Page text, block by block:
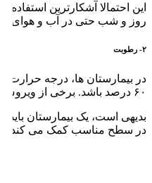
این احتمالا آشکارترین استفاده از
روز و شب حتی در آب و هوای گرم
۲- رطوبت
۶۰ درصد باشد. برخی از ویروس ها، از جمله آنفولانزا، در محیط هایی که رطوبت خیلی بالا یاخیلی کم دارند، بیشتر زنده می مانند. همین امر در مورد رشد انواع خاصی از قارچ ها و باکتری ها نیز صادق است.
بدیهی است، یک بیمارستان
در سطح مناسب کمک می کند.